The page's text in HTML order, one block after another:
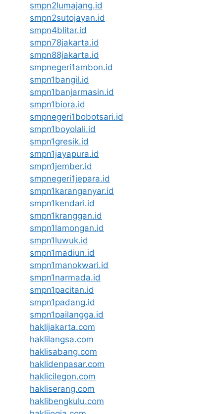
smpn2lumajang.id
smpn2sutojayan.id
smpn4blitar.id
smpn78jakarta.id
smpn88jakarta.id
smpnegeri1ambon.id
smpn1bangil.id
smpn1banjarmasin.id
smpn1biora.id
smpnegeri1bobotsari.id
smpn1boyolali.id
smpn1gresik.id
smpn1jayapura.id
smpn1jember.id
smpnegeri1jepara.id
smpn1karanganyar.id
smpn1kendari.id
smpn1kranggan.id
smpn1lamongan.id
smpn1luwuk.id
smpn1madiun.id
smpn1manokwari.id
smpn1narmada.id
smpn1pacitan.id
smpn1padang.id
smpn1pailangga.id
haklijakarta.com
haklilangsa.com
haklisabang.com
haklidenpasar.com
haklicilegon.com
hakliserang.com
haklibengkulu.com